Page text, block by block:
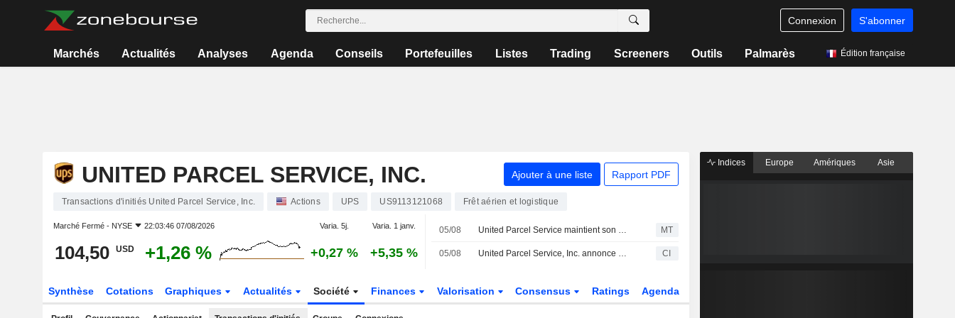
Connexion S'abonner
Marchés Actualités Analyses Agenda Conseils Portefeuilles Listes Trading Screeners Outils Palmarès Édition française
UNITED PARCEL SERVICE, INC. Ajouter à une liste Rapport PDF
Transactions d'initiés United Parcel Service, Inc. Actions UPS US9113121068 Frêt aérien et logistique
Marché Fermé - NYSE 22:03:46 07/08/2026 Varia. 5j. Varia. 1 janv.
104,50 USD +1,26 % +0,27 % +5,35 %
05/08 United Parcel Service maintient son dividende trimestriel à 1,64 dollar par action, payable le 3 septembre aux actionnaires inscrits au 17 août MT
05/08 United Parcel Service, Inc. annonce un dividende trimestriel sur l'ensemble des actions de classe A et de classe B, payable le 3 septembre 2026 CI
Synthèse Cotations Graphiques Actualités Société Finances Valorisation Consensus Ratings Agenda
Indices Europe Amériques Asie